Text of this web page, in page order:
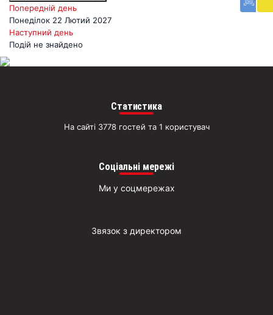
Попередній день
Понеділок 22 Лютий 2027
Наступний день
Подій не знайдено
Статистика
На сайті 3778 гостей та 1 користувач
Соціальні мережі
Ми у соцмережах
Звязок з директором